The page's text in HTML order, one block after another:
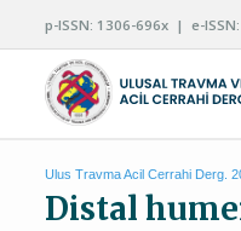
p-ISSN: 1306-696x | e-
Ulus Travma Acil Cerrahi Derg.
Distal